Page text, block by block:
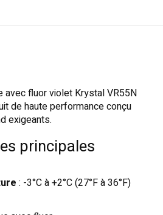
avec fluor violet Krystal VR55N
de haute performance conçu
exigeants.
principales
: -3°C à +2°C (27°F à 36°F)